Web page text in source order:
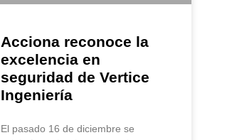
Acciona reconoce la
excelencia en
seguridad de Vertice
Ingeniería
El pasado 16 de diciembre se